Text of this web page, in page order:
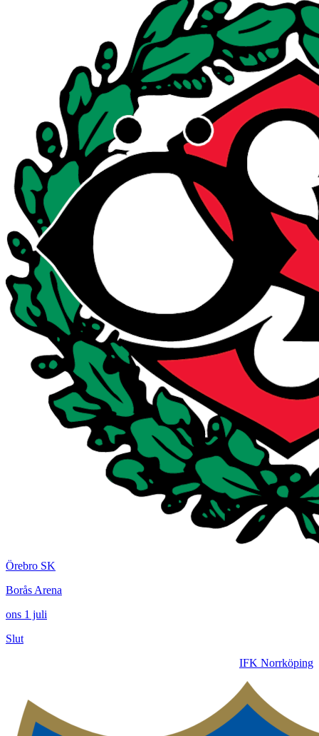
Örebro SK
Borås Arena
ons 1 juli
Slut
IFK Norrköping